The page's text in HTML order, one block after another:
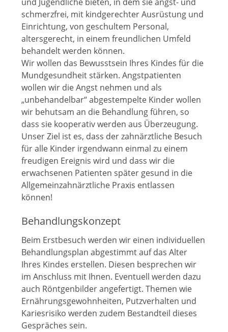
schmerzfrei, mit kindgerechter Ausrüstung und
Einrichtung, von geschultem Personal,
altersgerecht, in einem freundlichen Umfeld
behandelt werden können.
Wir wollen das Bewusstsein Ihres Kindes für die
Mundgesundheit stärken. Angstpatienten
wollen wir die Angst nehmen und als
„unbehandelbar“ abgestempelte Kinder wollen
wir behutsam an die Behandlung führen, so
dass sie kooperativ werden aus Überzeugung.
Unser Ziel ist es, dass der zahnärztliche Besuch
für alle Kinder irgendwann einmal zu einem
freudigen Ereignis wird und dass wir die
erwachsenen Patienten später gesund in die
Allgemeinzahnärztliche Praxis entlassen
können!
Behandlungskonzept
Beim Erstbesuch werden wir einen individuellen
Behandlungsplan abgestimmt auf das Alter
Ihres Kindes erstellen. Diesen besprechen wir
im Anschluss mit Ihnen. Eventuell werden dazu
auch Röntgenbilder angefertigt. Themen wie
Ernährungsgewohnheiten, Putzverhalten und
Kariesrisiko werden zudem Bestandteil dieses
Gespräches sein.